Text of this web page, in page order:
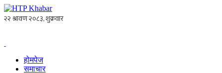
होमपेज
समाचार